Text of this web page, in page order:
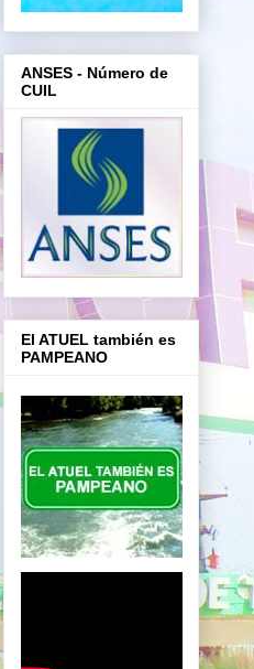
ANSES - Número de
CUIL
El ATUEL también es
PAMPEANO